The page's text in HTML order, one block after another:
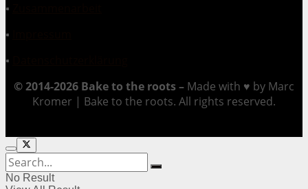
▪
▪
▪
© 2014-2026 Bake to the roots – Made with ♥ by Marc
Kromer | Bake to the roots. All rights reserved.
No Result